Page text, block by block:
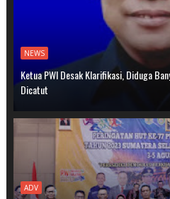
NEWS
Ketua PWI Desak Klarifikasi, Diduga
Dicatut
ADV